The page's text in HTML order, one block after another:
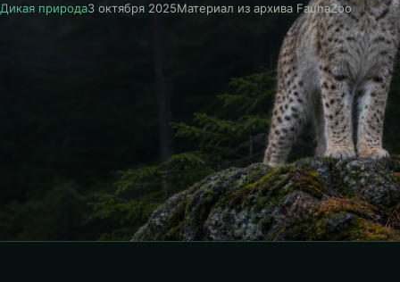
Дикая природа3 октября 2025Материал из архива FaunaZoo